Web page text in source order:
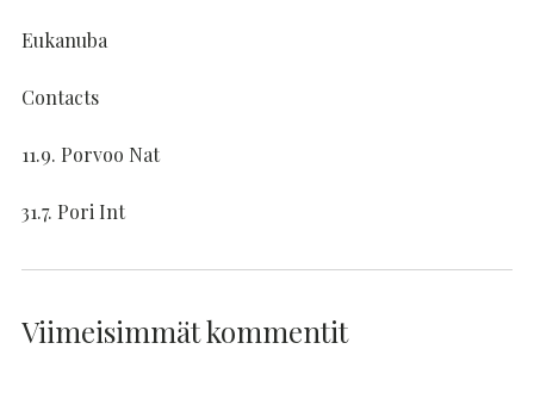
Eukanuba
Contacts
11.9. Porvoo Nat
31.7. Pori Int
Viimeisimmät kommentit